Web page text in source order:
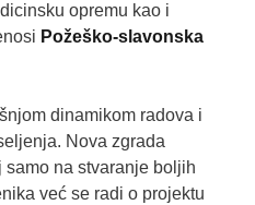
opremu kao i
Požeško-slavonska
dinamikom radova i
Nova zgrada
na stvaranje boljih
već se radi o projektu